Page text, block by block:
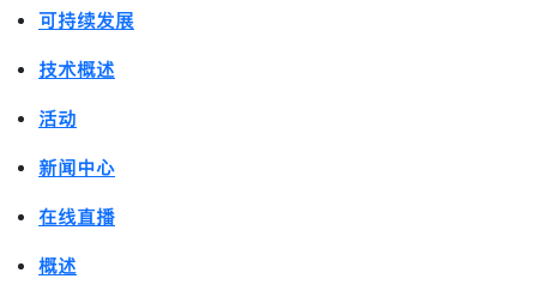
可持续发展
技术概述
活动
新闻中心
在线直播
概述